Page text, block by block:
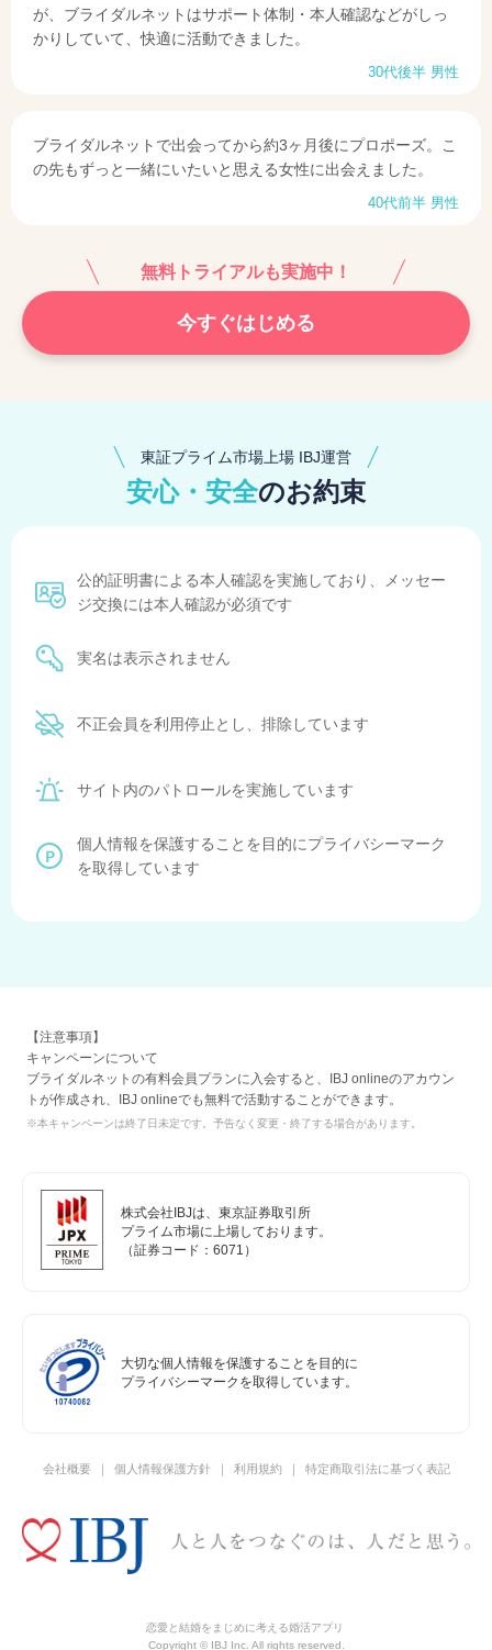
が、ブライダルネットはサポート体制・本人確認などがしっ
かりしていて、快適に活動できました。
30代後半 男性
ブライダルネットで出会ってから約3ヶ月後にプロポーズ。こ
の先もずっと一緒にいたいと思える女性に出会えました。
40代前半 男性
無料トライアルも実施中！
今すぐはじめる
東証プライム市場上場 IBJ運営
安心・安全のお約束
公的証明書による本人確認を実施しており、メッセー
ジ交換には本人確認が必須です
実名は表示されません
不正会員を利用停止とし、排除しています
サイト内のパトロールを実施しています
個人情報を保護することを目的にプライバシーマーク
を取得しています
【注意事項】
キャンペーンについて
ブライダルネットの有料会員プランに入会すると、IBJ onlineのアカウン
トが作成され、IBJ onlineでも無料で活動することができます。
※本キャンペーンは終了日未定です。予告なく変更・終了する場合があります。
株式会社IBJは、東京証券取引所
プライム市場に上場しております。
（証券コード：6071）
大切な個人情報を保護することを目的に
プライバシーマークを取得しています。
会社概要 個人情報保護方針 利用規約 特定商取引法に基づく表記
恋愛と結婚をまじめに考える婚活アプリ
Copyright © IBJ Inc. All rights reserved.